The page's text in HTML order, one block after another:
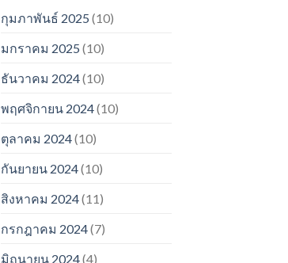
กุมภาพันธ์ 2025 (10)
มกราคม 2025 (10)
ธันวาคม 2024(10)
พฤศจิกายน 2024(10)
ตุลาคม 2024(10)
กันยายน 2024(10)
สิงหาคม 2024(11)
กรกฎาคม 2024(7)
มิถุนายน 2024(4)